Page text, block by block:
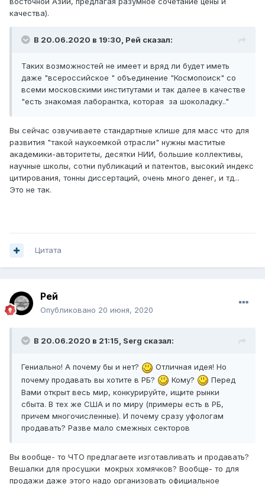
качества).
В 20.06.2020 в 19:30, Рей сказал:
Таких возможностей не имеет и вряд ли будет иметь
даже "всероссийское " объединение "Космопоиск" со
всеми московскими институтами и так далее в качестве
"есть знакомая лаборантка, которая за шоколадку.."
Вы сейчас озвучиваете стандартные клише для масс что для
развития "такой наукоемкой отрасли" нужны маститые
академики-авторитеты, десятки НИИ, большие коллективы,
научные школы, сотни публикаций и патентов, высокий индекс
цитирования, тонны диссертаций, очень много денег, и тд...
Это не так.
Цитата
Рей
Опубликовано 20 июня, 2020
В 20.06.2020 в 21:15, Serg сказал:
Гениально! А почему бы и нет?
Отличная идея! Но
почему продавать вы хотите в РБ?
Кому?
Перед
Вами открыт весь мир, конкурируйте, ищите рынки
сбыта. В тех же США и по миру (примеры есть в РБ,
причем многочисленные). И почему сразу уфологам
продавать? Разве мало смежных секторов
Вы вообще- то ЧТО предлагаете изготавливать и продавать?
Вешалки для просушки мокрых хомячков? Вообще- то для
продажи даже этого надо организовать официальное